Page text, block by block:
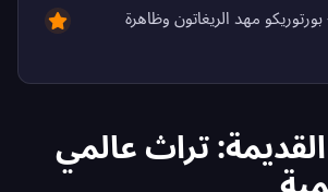
بورتوريكو مهد الريغاتون وظاهرة
تراث عالمي